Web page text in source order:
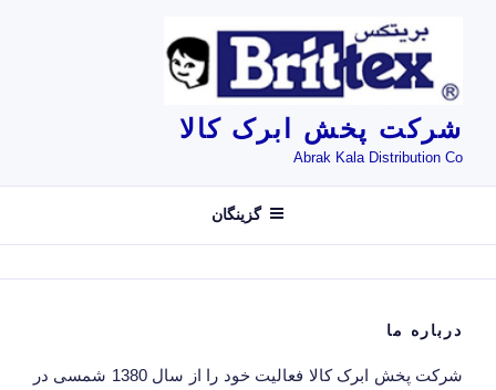
شرکت پخش ابرک کالا
Abrak Kala Distribution Co
گزینگان
درباره ما
شرکت پخش ابرک کالا فعالیت خود را از سال 1380 شمسی در